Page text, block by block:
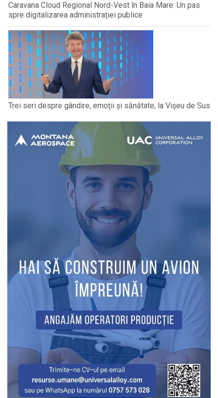
Caravana Cloud Regional Nord-Vest în Baia Mare: Un pas
spre digitalizarea administrației publice
Trei seri despre gândire, emoții și sănătate, la Vișeu de Sus